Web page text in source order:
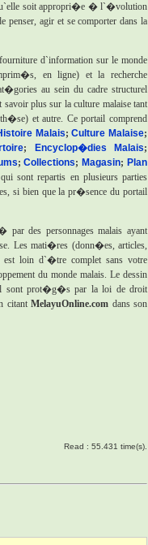
soit appropri�e � l`�volution
penser, agir et se comporter dans la
d`information sur le monde
en ligne) et la recherche
au sein du cadre structurel
plus sur la culture malaise tant
et autre. Ce portail comprend
Malais;Culture Malaise;
; Encyclop�dies Malais;
;Collections; Magasin; Plan
sont repartis en plusieurs parties
si bien que la pr�sence du portail
des personnages malais ayant
Les mati�res (donn�es, articles,
est loin d`�tre complet sans votre
du monde malais. Le dessin
sont prot�g�s par la loi de droit
citantMelayuOnline.com dans son
Read : 55.431 time(s).